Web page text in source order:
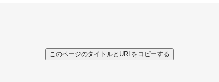
このページのタイトルとURLをコピーする